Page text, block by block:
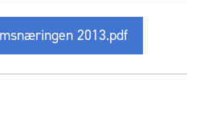
2013.pdf